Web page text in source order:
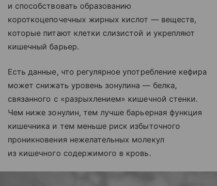
и способствовать образованию
короткоцепочечных жирных кислот — веществ,
которые питают клетки слизистой и укрепляют
кишечный барьер.
Есть данные, что регулярное употребление кефира
может снижать уровень зонулина — белка,
связанного с «разрыхлением» кишечной стенки.
Чем ниже зонулин, тем лучше барьерная функция
кишечника и тем меньше риск избыточного
проникновения нежелательных молекул
из кишечного содержимого в кровь.